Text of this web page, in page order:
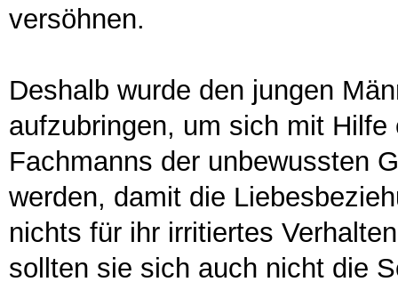
versöhnen.
Deshalb wurde den jungen
aufzubringen, um sich mit
Fachmanns der unbewussten
werden, damit die
nichts für ihr irritiertes
sollten sie sich auch nicht die